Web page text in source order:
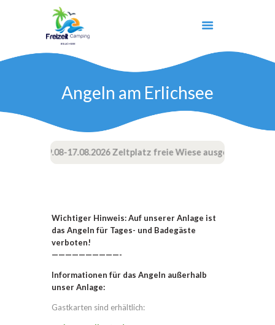
Angeln am Erlichsee
Ab 09.08-17.08.2026 Zeltplatz freie Wiese ausgebucht!!!
START
CAMPING
KINDER
Wichtiger Hinweis: Auf unserer Anlage ist
das Angeln für Tages- und Badegäste
verboten!
——————————-
Informationen für das Angeln außerhalb
unser Anlage:
Gastkarten sind erhältlich: